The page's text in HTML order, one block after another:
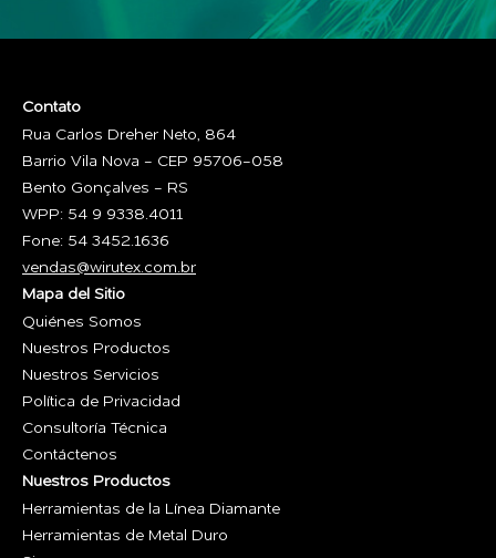
Contato
Rua Carlos Dreher Neto, 864
Barrio Vila Nova - CEP 95706-058
Bento Gonçalves - RS
WPP: 54 9 9338.4011
Fone: 54 3452.1636
vendas@wirutex.com.br
Mapa del Sitio
Quiénes Somos
Nuestros Productos
Nuestros Servicios
Política de Privacidad
Consultoría Técnica
Contáctenos
Nuestros Productos
Herramientas de la Línea Diamante
Herramientas de Metal Duro